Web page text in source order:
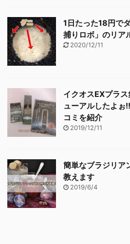
1日たった18円で
捕りロボ」のリア
2020/12/11
イクオスEXプラ
ューアルしたよぉ
コミを紹介
2019/12/11
簡単なブラジリア
教えます
2019/6/4